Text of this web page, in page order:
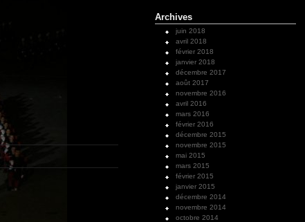
Archives
juin 2018
avril 2018
février 2018
janvier 2018
décembre 2017
août 2017
novembre 2016
avril 2016
mars 2016
février 2016
décembre 2015
novembre 2015
mai 2015
mars 2015
février 2015
janvier 2015
décembre 2014
novembre 2014
octobre 2014